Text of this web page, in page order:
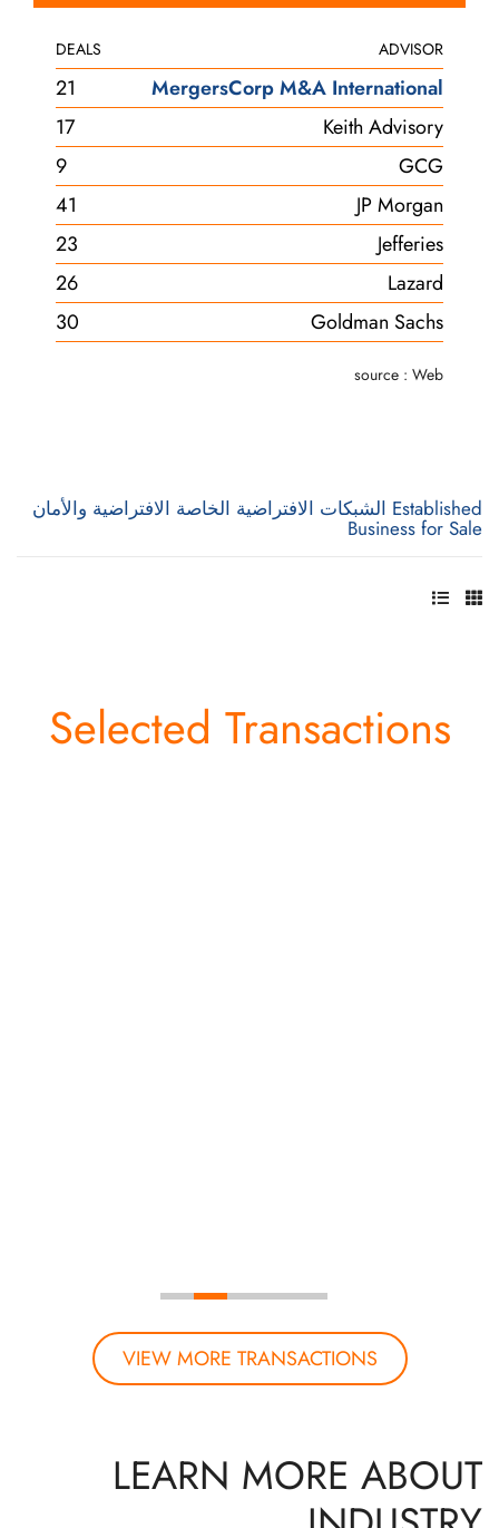
ADVISOR
DEALS
MergersCorp M&A International
21
Keith Advisory
17
GCG
9
JP Morgan
41
Jefferies
23
Lazard
26
Goldman Sachs
30
source : Web
Established الشبكات الافتراضية الخاصة الافتراضية والأمان
Business for Sale
Selected Transactions
VIEW MORE TRANSACTIONS
LEARN MORE ABOUT